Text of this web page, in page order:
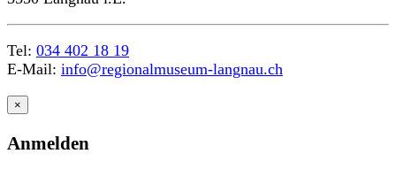
Tel: 034 402 18 19
E-Mail: info@regionalmuseum-langnau.ch
×
Anmelden